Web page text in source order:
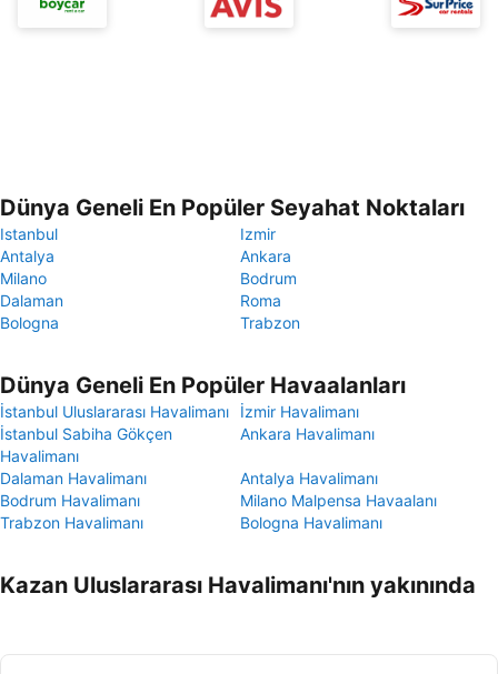
Dünya Geneli En Popüler Seyahat Noktaları
Istanbul
Izmir
Antalya
Ankara
Milano
Bodrum
Dalaman
Roma
Bologna
Trabzon
Dünya Geneli En Popüler Havaalanları
İstanbul Uluslararası Havalimanı
İzmir Havalimanı
İstanbul Sabiha Gökçen
Havalimanı
Ankara Havalimanı
Dalaman Havalimanı
Antalya Havalimanı
Bodrum Havalimanı
Milano Malpensa Havaalanı
Trabzon Havalimanı
Bologna Havalimanı
Kazan Uluslararası Havalimanı'nın yakınında